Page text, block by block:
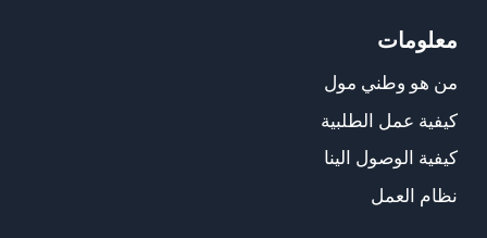
معلومات
من هو وطني مول
كيفية عمل الطلبية
كيفية الوصول الينا
نظام العمل